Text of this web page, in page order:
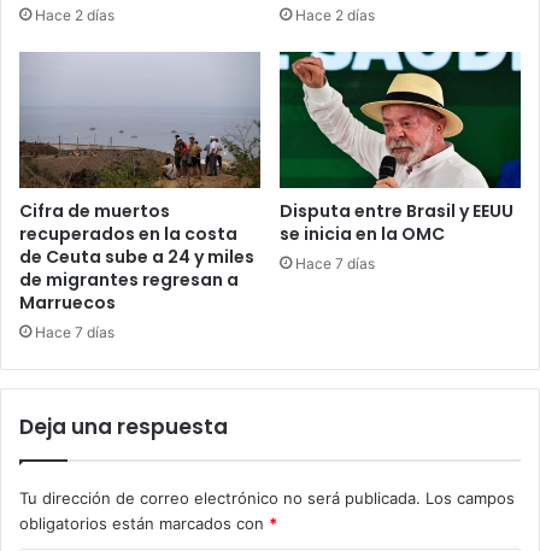
Hace 2 días Hace 2 días
Cifra de muertos
recuperados en la costa
de Ceuta sube a 24 y miles
de migrantes regresan a
Marruecos
Hace 7 días
Disputa entre Brasil y EEUU
se inicia en la OMC
Hace 7 días
Deja una respuesta
Tu dirección de correo electrónico no será publicada. Los campos
obligatorios están marcados con *